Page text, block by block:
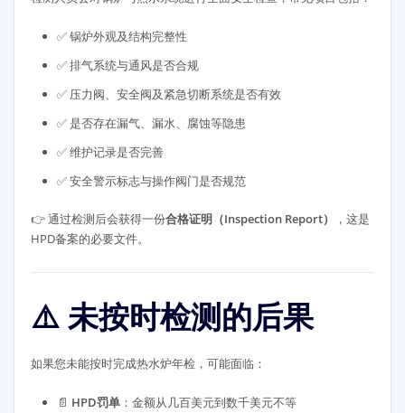
✅ 锅炉外观及结构完整性
✅ 排气系统与通风是否合规
✅ 压力阀、安全阀及紧急切断系统是否有效
✅ 是否存在漏气、漏水、腐蚀等隐患
✅ 维护记录是否完善
✅ 安全警示标志与操作阀门是否规范
👉 通过检测后会获得一份合格证明（Inspection Report）
，这是
HPD备案的必要文件。
⚠️ 未按时检测的后果
如果您未能按时完成热水炉年检，可能面临：
📄 HPD罚单 ：金额从几百美元到数千美元不等